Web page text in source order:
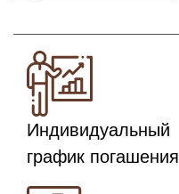
Индивидуальный
график погашения